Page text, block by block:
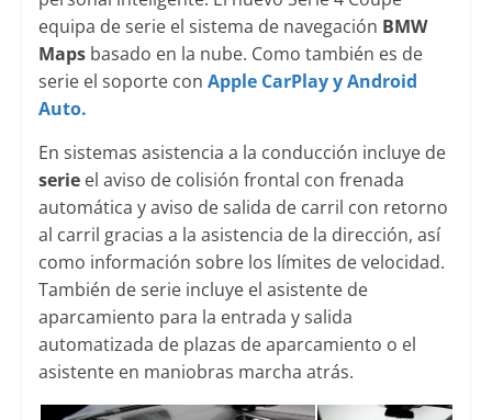
equipa de serie el sistema de navegación BMW
Mapsbasado en la nube. Como también es de
serie el soporte con Apple CarPlay y Android
Auto.
En sistemas asistencia a la conducción incluye de
serieel aviso de colisión frontal con frenada
automática y aviso de salida de carril con retorno
al carril gracias a la asistencia de la dirección, así
como información sobre los límites de velocidad.
También de serie incluye el asistente de
aparcamiento para la entrada y salida
automatizada de plazas de aparcamiento o el
asistente en maniobras marcha atrás.